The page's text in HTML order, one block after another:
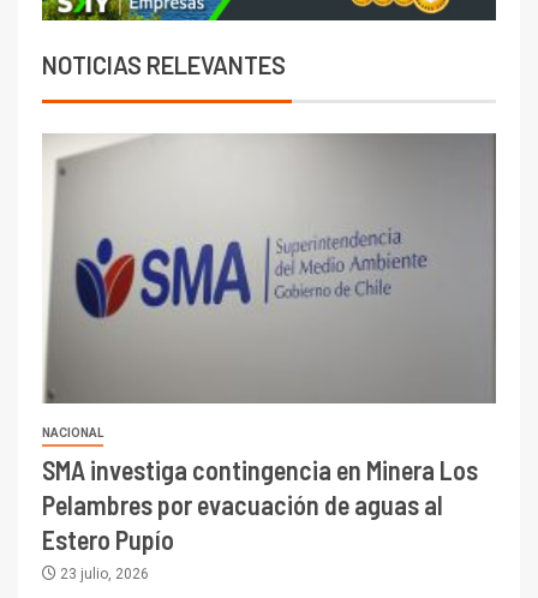
NOTICIAS RELEVANTES
NACIONAL
SMA investiga contingencia en Minera Los
Pelambres por evacuación de aguas al
Estero Pupío
23 julio, 2026